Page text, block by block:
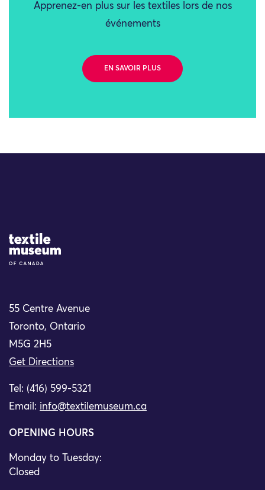
Apprenez-en plus sur les textiles lors de nos
événements
EN SAVOIR PLUS
Site Logo
55 Centre Avenue
Toronto, Ontario
M5G 2H5
Get Directions
Tel: (416) 599-5321
Email: info@textilemuseum.ca
OPENING HOURS
Monday to Tuesday:
Closed